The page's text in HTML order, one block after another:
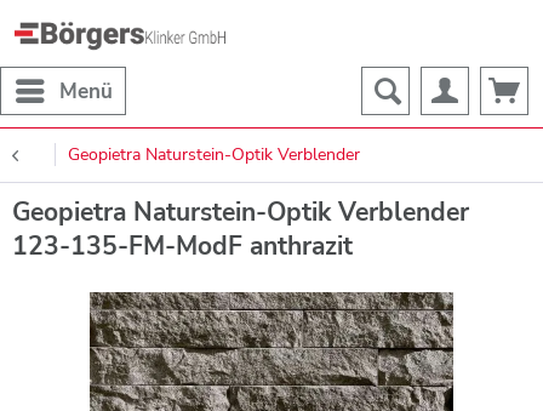
Menü
Geopietra Naturstein-Optik Verblender
Geopietra Naturstein-Optik Verblender
123-135-FM-ModF anthrazit